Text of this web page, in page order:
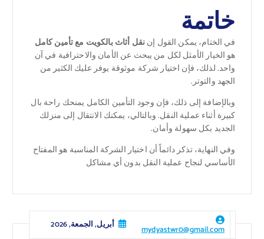
خاتمة
في الختام، يمكن القول إننقل أثاث بالكويت مع تأمين كامل
هو الخيار الأمثل لكل من يبحث عن الأمان والاحترافية في آن
واحد. لذلك، فإن اختيار شركة موثوقة يوفر عليك الكثير من
الجهد والتوتر.
وبالإضافة إلى ذلك، فإن وجود التأمين الكامل يمنحك راحة بال
كبيرة أثناء عملية النقل. وبالتالي، يمكنك الانتقال إلى منزلك
الجديد بكل سهولة وأمان.
وفي النهاية، تذكر دائماً أن اختيار الشركة المناسبة هو المفتاح
الأساسي لنجاح عملية النقل بدون أي مشاكل
mydyastwr0@gmail.com أبريل, الجمعة, 2026